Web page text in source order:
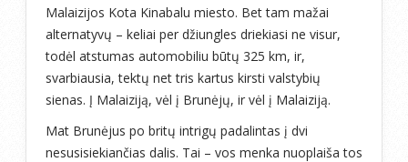
Malaizijos Kota Kinabalu miesto. Bet tam mažai
alternatyvų – keliai per džiungles driekiasi ne visur,
todėl atstumas automobiliu būtų 325 km, ir,
svarbiausia, tektų net tris kartus kirsti valstybių
sienas. Į Malaiziją, vėl į Brunėjų, ir vėl į Malaiziją.
Mat Brunėjus po britų intrigų padalintas į dvi
nesusisiekiančias dalis. Tai – vos menka nuoplaiša tos